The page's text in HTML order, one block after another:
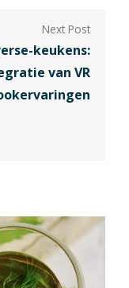
keukens:
van VR